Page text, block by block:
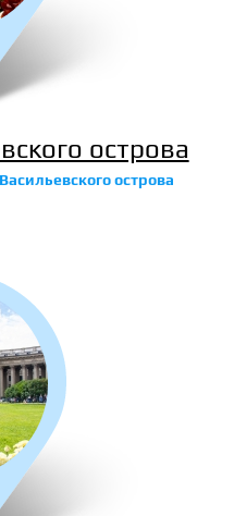
острова
острова